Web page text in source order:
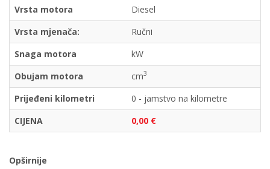
Vrsta motora
Diesel
Vrsta mjenača:
Ručni
Snaga motora
kW
Obujam motora
cm3
Prijeđeni kilometri
0 - jamstvo na kilometre
CIJENA
0,00 €
Opširnije